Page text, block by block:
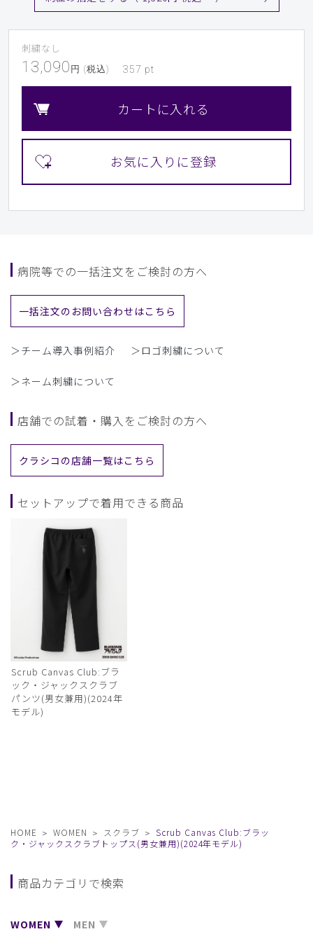
刺繍なし
13,090 円 (税込) 357 pt
カートに入れる
病院等での一括注文をご検討の方へ
一括注文のお問い合わせはこちら
＞チーム導入事例紹介 ＞ロゴ刺繍について
＞ネーム刺繍について
店舗での試着・購入をご検討の方へ
クラシコの店舗一覧はこちら
セットアップで着用できる商品
Scrub Canvas Club:ブラ
ック・ジャックスクラブ
パンツ(男女兼用)(2024年
モデル)
HOME WOMEN スクラブ
Scrub Canvas Club:ブラッ
ク・ジャックスクラブトップス(男女兼用)(2024年モデル)
商品カテゴリで検索
WOMEN MEN